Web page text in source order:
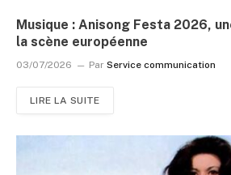
Musique : Anisong Festa 2026,
la scène européenne
03/07/2026 Par Service communication
LIRE LA SUITE